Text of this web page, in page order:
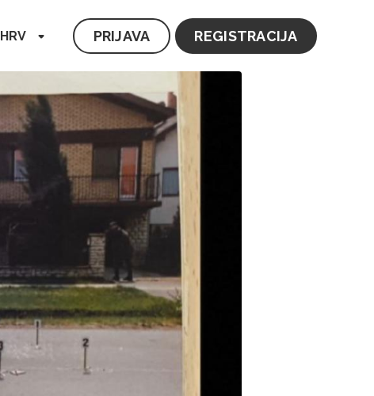
HRV PRIJAVA REGISTRACIJA